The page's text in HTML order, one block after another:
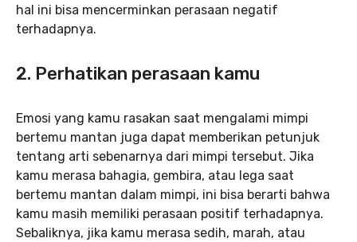
hal ini bisa mencerminkan perasaan negatif
terhadapnya.
2. Perhatikan perasaan kamu
Emosi yang kamu rasakan saat mengalami mimpi
bertemu mantan juga dapat memberikan petunjuk
tentang arti sebenarnya dari mimpi tersebut. Jika
kamu merasa bahagia, gembira, atau lega saat
bertemu mantan dalam mimpi, ini bisa berarti bahwa
kamu masih memiliki perasaan positif terhadapnya.
Sebaliknya, jika kamu merasa sedih, marah, atau